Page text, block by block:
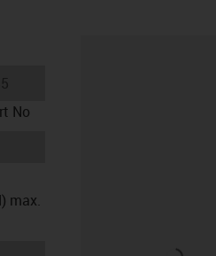
No
max.